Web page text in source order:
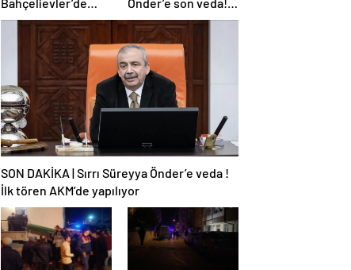
Bahçelievler’de
telefonla tehdit
edip para istediler,
ret cevabı alınca iş
yerini kurşunladılar
Önder’e son veda!
Kızı gözyaşlarını
tutamadı: Hayatın
tüm rengi gitti
baba…
SON DAKİKA | Sırrı Süreyya Önder’e veda !
İlk tören AKM’de yapılıyor